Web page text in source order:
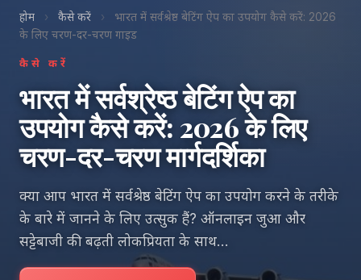
होम › कैसे करें ›
भारत में सर्वश्रेष्ठ बेटिंग ऐप का उपयोग कैसे करें: 2026
के लिए चरण-दर-चरण गाइड
कैसे करें
भारत में सर्वश्रेष्ठ बेटिंग ऐप का
उपयोग कैसे करें: 2026 के लिए
चरण-दर-चरण मार्गदर्शिका
क्या आप भारत में सर्वश्रेष्ठ बेटिंग ऐप का उपयोग करने के तरीके
के बारे में जानने के लिए उत्सुक हैं? ऑनलाइन जुआ और
सट्टेबाजी की बढ़ती लोकप्रियता के साथ...